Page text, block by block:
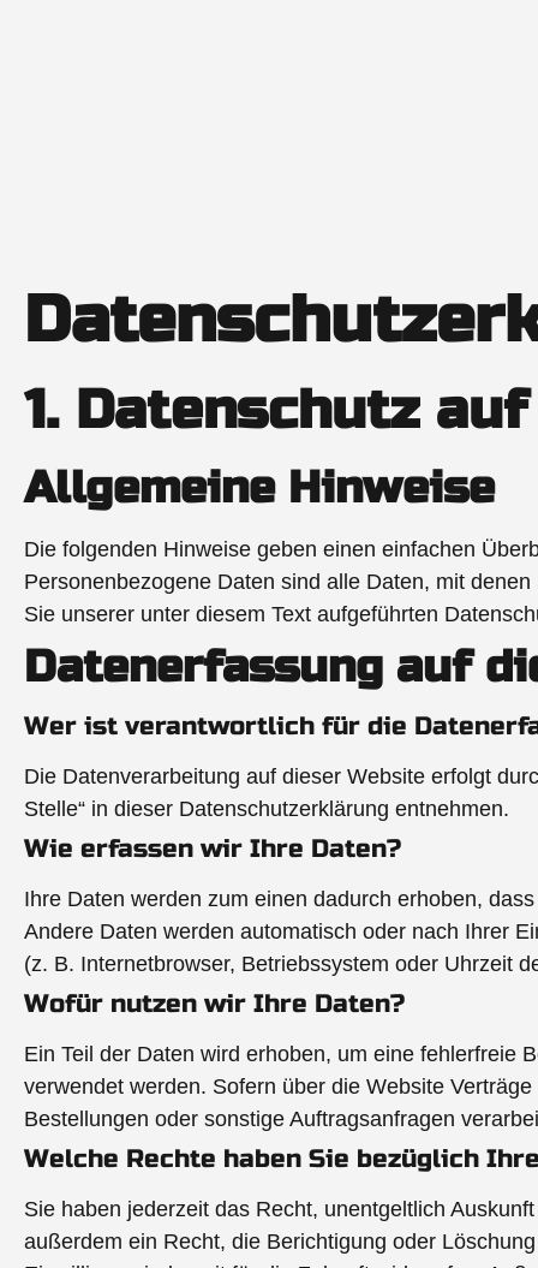
1. Datenschutz
Allgemeine Hinweise
Die folgenden Hinweise geben einen einfachen
Personenbezogene Daten sind alle Daten, mit
Sie unserer unter diesem Text aufgeführten
Datenerfassung auf
Wer ist verantwortlich für die
Die Datenverarbeitung auf dieser Website erfolgt
Stelle“ in dieser Datenschutzerklärung entnehmen.
Wie erfassen wir Ihre Daten?
Ihre Daten werden zum einen dadurch erhoben,
Andere Daten werden automatisch oder nach Ihrer
(z. B. Internetbrowser, Betriebssystem oder Uhrzeit
Wofür nutzen wir Ihre Daten?
Ein Teil der Daten wird erhoben, um eine fehlerfreie
verwendet werden. Sofern über die Website
Bestellungen oder sonstige Auftragsanfragen
Welche Rechte haben Sie bezüglich
Sie haben jederzeit das Recht, unentgeltlich
außerdem ein Recht, die Berichtigung oder